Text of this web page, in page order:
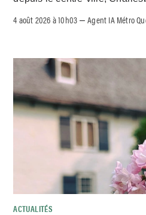
4 août 2026 à 10h03 –Agent IA Métro
ACTUALITÉS